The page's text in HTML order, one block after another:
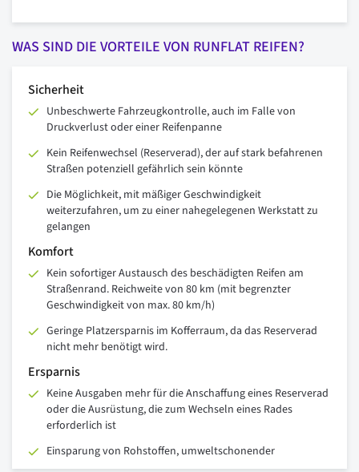
WAS SIND DIE VORTEILE VON RUNFLAT REIFEN?
Sicherheit
Unbeschwerte Fahrzeugkontrolle, auch im Falle von
Druckverlust oder einer Reifenpanne
Kein Reifenwechsel (Reserverad), der auf stark befahrenen
Straßen potenziell gefährlich sein könnte
Die Möglichkeit, mit mäßiger Geschwindigkeit
weiterzufahren, um zu einer nahegelegenen Werkstatt zu
gelangen
Komfort
Kein sofortiger Austausch des beschädigten Reifen am
Straßenrand. Reichweite von 80 km (mit begrenzter
Geschwindigkeit von max. 80 km/h)
Geringe Platzersparnis im Kofferraum, da das Reserverad
nicht mehr benötigt wird.
Ersparnis
Keine Ausgaben mehr für die Anschaffung eines Reserverad
oder die Ausrüstung, die zum Wechseln eines Rades
erforderlich ist
Einsparung von Rohstoffen, umweltschonender